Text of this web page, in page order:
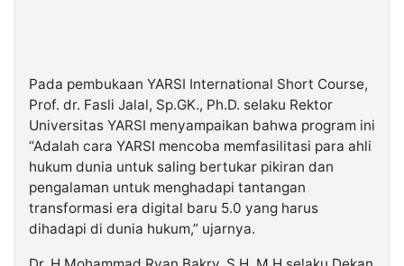
Pada pembukaan YARSI International Short Course,
Prof. dr. Fasli Jalal, Sp.GK., Ph.D. selaku Rektor
Universitas YARSI menyampaikan bahwa program ini
“Adalah cara YARSI mencoba memfasilitasi para ahli
hukum dunia untuk saling bertukar pikiran dan
pengalaman untuk menghadapi tantangan
transformasi era digital baru 5.0 yang harus
dihadapi di dunia hukum,” ujarnya.